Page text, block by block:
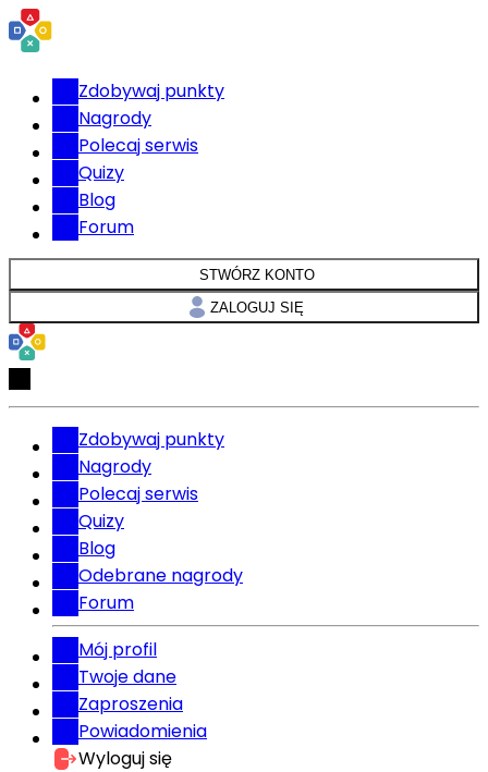
Zdobywaj punkty
Nagrody
Polecaj serwis
Quizy
Blog
Forum
STWÓRZ KONTO
ZALOGUJ SIĘ
Zdobywaj punkty
Nagrody
Polecaj serwis
Quizy
Blog
Odebrane nagrody
Forum
Mój profil
Twoje dane
Zaproszenia
Powiadomienia
Wyloguj się